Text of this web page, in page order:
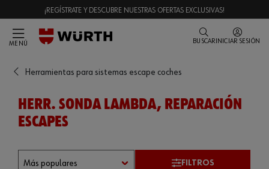
¡REGÍSTRATE Y DESCUBRE NUESTRAS OFERTAS EXCLUSIVAS!
MENÚ BUSCAR INICIAR SESIÓN
Herramientas para sistemas escape coches
HERR. SONDA LAMBDA, REPARACIÓN
ESCAPES
FILTROS